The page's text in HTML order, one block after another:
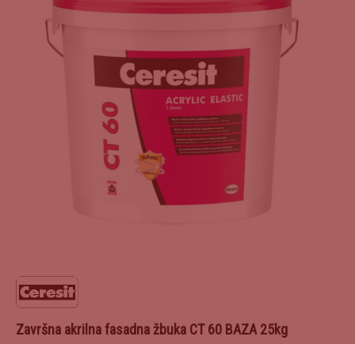
Završna akrilna fasadna žbuka CT 60 BAZA 25kg